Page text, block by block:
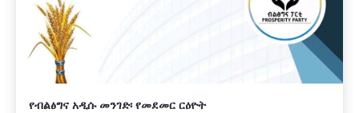
የብልፅግና አዲሱ መንገድ፡ የመደመር ርዕዮት